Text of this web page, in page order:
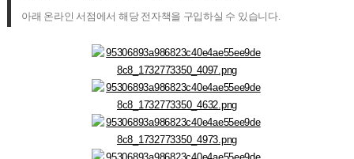
아래 온라인 서점에서 해당 전자책을 구입하실 수 있습니다.